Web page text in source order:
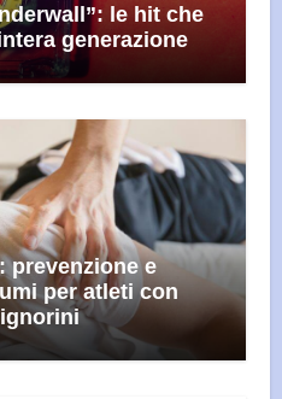
le hit che
generazione
prevenzione e
per atleti con